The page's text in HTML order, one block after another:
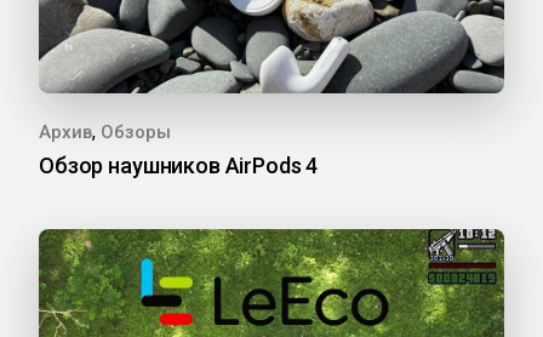
Архив, Обзоры
Обзор наушников AirPods 4